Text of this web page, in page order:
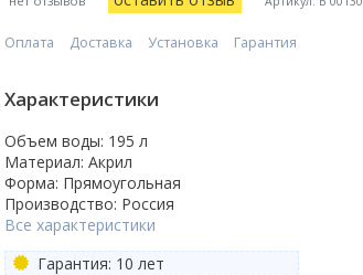
Оплата Доставка Установка Гарантия
Характеристики
Объем воды: 195 л
Материал: Акрил
Форма: Прямоугольная
Производство: Россия
Все характеристики
Гарантия: 10 лет